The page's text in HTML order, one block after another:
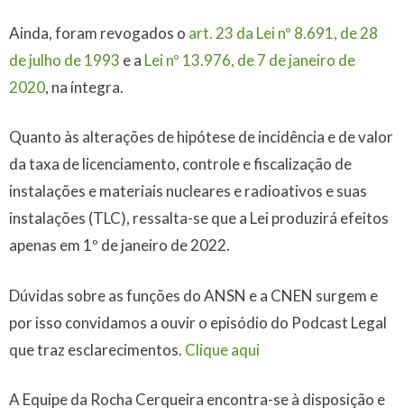
Ainda, foram revogados o art. 23 da Lei nº 8.691, de 28
de julho de 1993 e a Lei nº 13.976, de 7 de janeiro de
2020, na íntegra.
Quanto às alterações de hipótese de incidência e de valor
da taxa de licenciamento, controle e fiscalização de
instalações e materiais nucleares e radioativos e suas
instalações (TLC), ressalta-se que a Lei produzirá efeitos
apenas em 1º de janeiro de 2022.
Dúvidas sobre as funções do ANSN e a CNEN surgem e
por isso convidamos a ouvir o episódio do Podcast Legal
que traz esclarecimentos. Clique aqui
A Equipe da Rocha Cerqueira encontra-se à disposição e